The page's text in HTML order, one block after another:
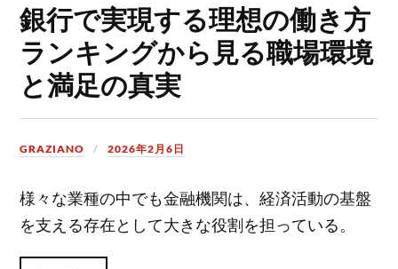
銀行で実現する理想の働き方
ランキングから見る職場環境
と満足の真実
GRAZIANO 2026年2月6日
様々な業種の中でも金融機関は、経済活動の基盤
を支える存在として大きな役割を担っている。